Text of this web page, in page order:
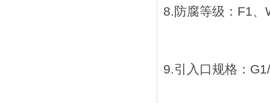
8.防腐等级：F1、
9.引入口规格：